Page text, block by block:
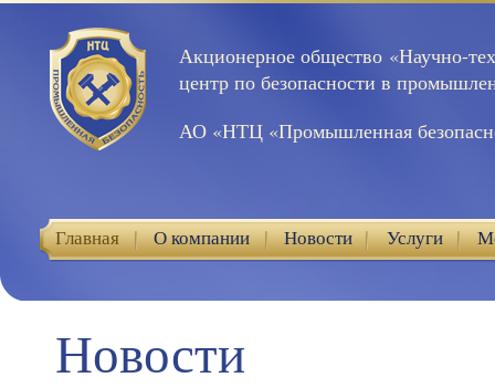
Акционерное общество «Научно-
центр по безопасности в
АО «НТЦ «Промышленная
Главная О компании Новости Услуги
Новости